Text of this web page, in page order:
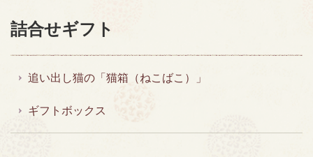
詰合せギフト
追い出し猫の「猫箱（ねこばこ）」
ギフトボックス